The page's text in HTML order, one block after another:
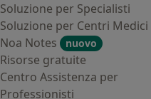
Soluzione per Specialisti
Soluzione per Centri Medici
Noa Notes
nuovo
Risorse gratuite
Centro Assistenza per
Professionisti